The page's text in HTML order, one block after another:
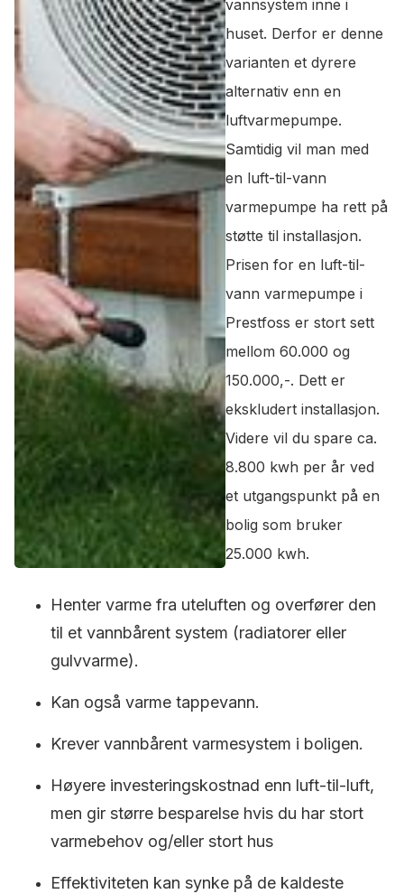
vannsystem inne i
huset. Derfor er denne
varianten et dyrere
alternativ enn en
luftvarmepumpe.
Samtidig vil man med
en luft-til-vann
varmepumpe ha rett på
støtte til installasjon.
Prisen for en luft-til-
vann varmepumpe i
Prestfoss er stort sett
mellom 60.000 og
150.000,-. Dett er
ekskludert installasjon.
Videre vil du spare ca.
8.800 kwh per år ved
et utgangspunkt på en
bolig som bruker
25.000 kwh.
Henter varme fra uteluften og overfører den
til et vannbårent system (radiatorer eller
gulvvarme).
Kan også varme tappevann.
Krever vannbårent varmesystem i boligen.
Høyere investeringskostnad enn luft-til-luft,
men gir større besparelse hvis du har stort
varmebehov og/eller stort hus
Effektiviteten kan synke på de kaldeste